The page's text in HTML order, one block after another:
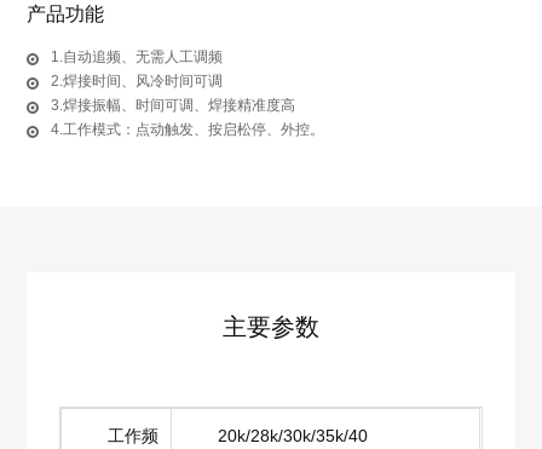
产品功能
1.自动追频、无需人工调频
2.焊接时间、风冷时间可调
3.焊接振幅、时间可调、焊接精准度高
4.工作模式：点动触发、按启松停、外控。
主要参数
工作频
20k/28k/30k/35k/40